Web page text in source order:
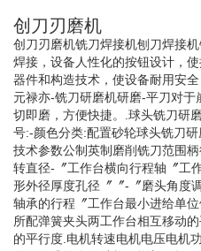
创刀刃磨机
创刀刃磨机铣刀焊接机刨刀焊接
焊接，设备人性化的按钮设计，
器件和构造技术，使设备耐用安
元禄亦-铣刀研磨机研磨-平刀对
切即磨，方便快捷。.球头铣刀研
号:-颜色分类:配置砂轮球头铣刀
技术参数公制英制磨削铣刀范围
转直径-〞工作台横向行程轴〞工
形外径厚度孔径〞〞-〞磨头角度
轴承的行程〞工作台最小进给单
所配弹簧夹头两工作台相互移动
的平行度.电机转速电机电压电机